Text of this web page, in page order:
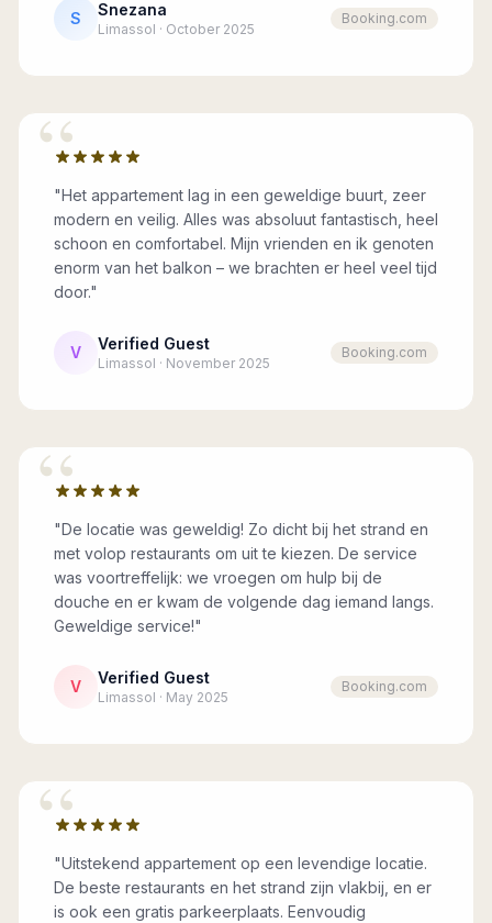
S Snezana
Limassol · October 2025
Booking.com
“"Het appartement lag in een geweldige buurt, zeer
modern en veilig. Alles was absoluut fantastisch, heel
schoon en comfortabel. Mijn vrienden en ik genoten
enorm van het balkon – we brachten er heel veel tijd
door."
V Verified Guest
Limassol · November 2025
Booking.com
“"De locatie was geweldig! Zo dicht bij het strand en
met volop restaurants om uit te kiezen. De service
was voortreffelijk: we vroegen om hulp bij de
douche en er kwam de volgende dag iemand langs.
Geweldige service!"
V Verified Guest
Limassol · May 2025
Booking.com
“
"Uitstekend appartement op een levendige locatie.
De beste restaurants en het strand zijn vlakbij, en er
is ook een gratis parkeerplaats. Eenvoudig